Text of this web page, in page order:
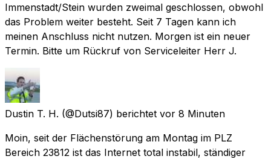
Immenstadt/Stein wurden zweimal geschlossen, obwohl
das Problem weiter besteht. Seit 7 Tagen kann ich
meinen Anschluss nicht nutzen. Morgen ist ein neuer
Termin. Bitte um Rückruf von Serviceleiter Herr J.
Dustin T. H. (@Dutsi87) berichtet vor 8 Minuten
Moin, seit der Flächenstörung am Montag im PLZ
Bereich 23812 ist das Internet total instabil, ständiger